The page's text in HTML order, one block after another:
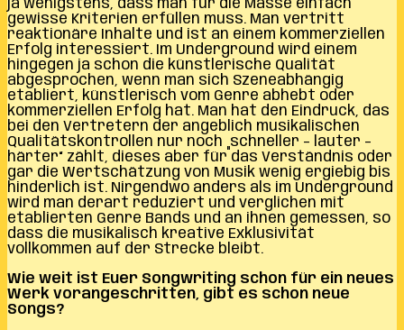
ja wenigstens, dass man für die Masse einfach
gewisse Kriterien erfüllen muss. Man vertritt
reaktionäre Inhalte und ist an einem kommerziellen
Erfolg interessiert. Im Underground wird einem
hingegen ja schon die künstlerische Qualität
abgesprochen, wenn man sich Szeneabhängig
etabliert, künstlerisch vom Genre abhebt oder
kommerziellen Erfolg hat. Man hat den Eindruck, das
bei den Vertretern der angeblich musikalischen
Qualitätskontrollen nur noch „schneller – lauter –
härter“ zählt, dieses aber für das Verständnis oder
gar die Wertschätzung von Musik wenig ergiebig bis
hinderlich ist. Nirgendwo anders als im Underground
wird man derart reduziert und verglichen mit
etablierten Genre Bands und an ihnen gemessen, so
dass die musikalisch kreative Exklusivität
vollkommen auf der Strecke bleibt.
Wie weit ist Euer Songwriting schon für ein neues
Werk vorangeschritten, gibt es schon neue
Songs?